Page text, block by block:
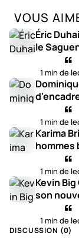
VOUS
Éric
le
1 min de
1 min de
Karima
hommes
1 min de
Kevin
son
1 min de
DISCUSSION (0)